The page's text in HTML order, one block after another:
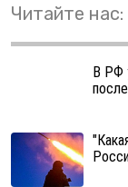
Читайте нас:
В РФ